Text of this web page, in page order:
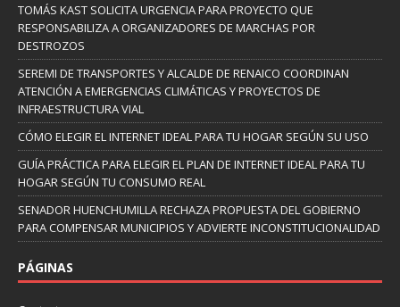
TOMÁS KAST SOLICITA URGENCIA PARA PROYECTO QUE
RESPONSABILIZA A ORGANIZADORES DE MARCHAS POR
DESTROZOS
SEREMI DE TRANSPORTES Y ALCALDE DE RENAICO COORDINAN
ATENCIÓN A EMERGENCIAS CLIMÁTICAS Y PROYECTOS DE
INFRAESTRUCTURA VIAL
CÓMO ELEGIR EL INTERNET IDEAL PARA TU HOGAR SEGÚN SU USO
GUÍA PRÁCTICA PARA ELEGIR EL PLAN DE INTERNET IDEAL PARA TU
HOGAR SEGÚN TU CONSUMO REAL
SENADOR HUENCHUMILLA RECHAZA PROPUESTA DEL GOBIERNO
PARA COMPENSAR MUNICIPIOS Y ADVIERTE INCONSTITUCIONALIDAD
PÁGINAS